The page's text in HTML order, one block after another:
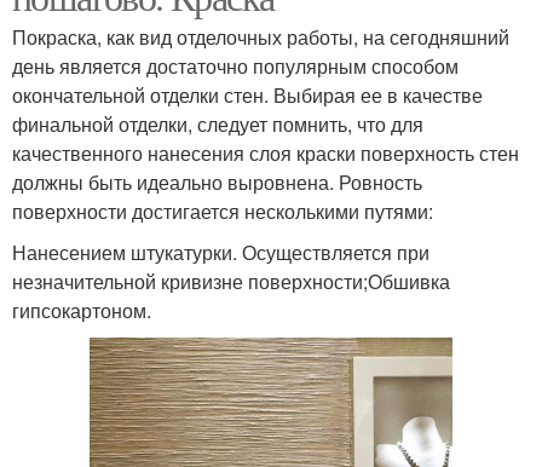
Покраска, как вид отделочных работы, на сегодняшний
день является достаточно популярным способом
окончательной отделки стен. Выбирая ее в качестве
финальной отделки, следует помнить, что для
качественного нанесения слоя краски поверхность стен
должны быть идеально выровнена. Ровность
поверхности достигается несколькими путями:
Нанесением штукатурки. Осуществляется при
незначительной кривизне поверхности;Обшивка
гипсокартоном.